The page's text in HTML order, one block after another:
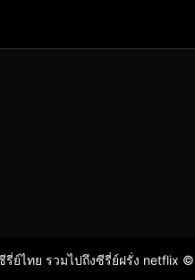
รี่ย์ไทย รวมไปถึงซีรี่ย์ฝรั่ง netflix